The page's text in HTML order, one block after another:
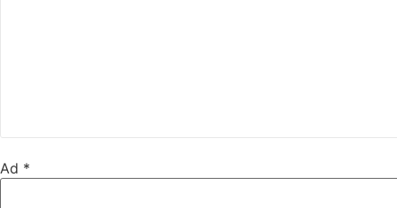
Ad *